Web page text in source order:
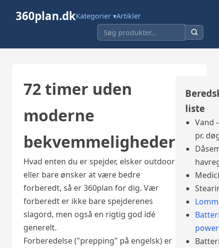
360plan.dkKategorier ▾Artikler
72 timer uden
moderne
bekvemmeligheder
Hvad enten du er spejder, elsker outdoor
eller bare ønsker at være bedre
forberedt, så er 360plan for dig. Vær
forberedt er ikke bare spejderenes
slagord, men også en rigtig god idé
generelt.
Forberedelse ("prepping" på engelsk) er
liste
Vand
pr.